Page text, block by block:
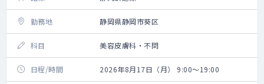
勤務地 静岡県静岡市葵区
科目 美容皮膚科・不問
日程/時間 2026年8月17日（月） 9:00～19:00